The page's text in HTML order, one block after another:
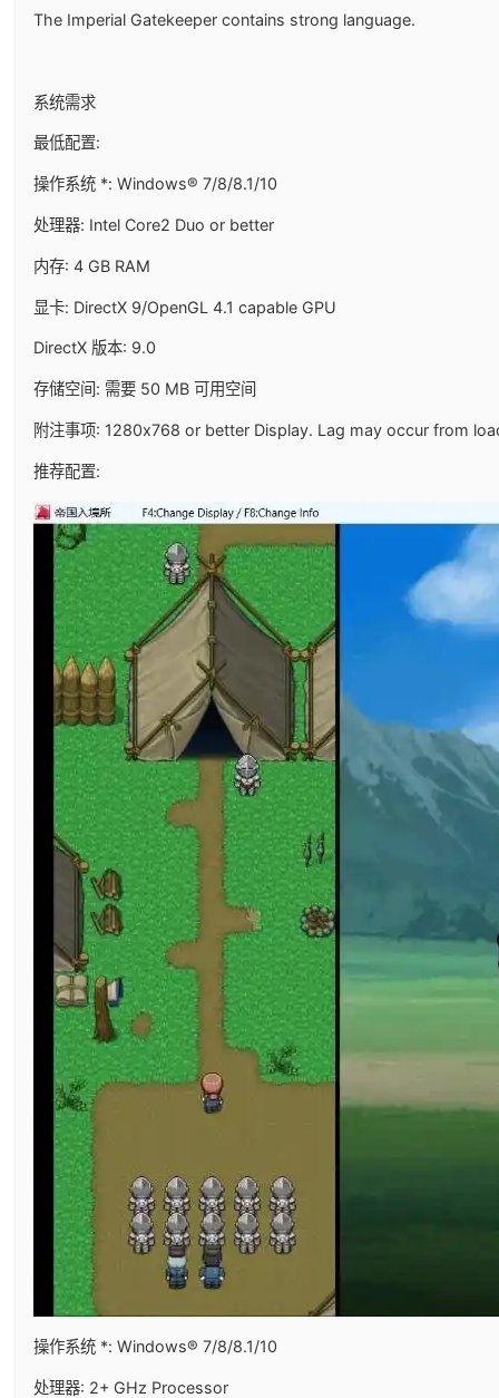
The Imperial Gatekeeper contains strong language.
系统需求
最低配置:
操作系统 *: Windows® 7/8/8.1/10
处理器: Intel Core2 Duo or better
内存: 4 GB RAM
显卡: DirectX 9/OpenGL 4.1 capable GPU
DirectX 版本: 9.0
存储空间: 需要 50 MB 可用空间
附注事项: 1280x768 or better Display. Lag may occur from
推荐配置:
操作系统 *: Windows® 7/8/8.1/10
处理器: 2+ GHz Processor